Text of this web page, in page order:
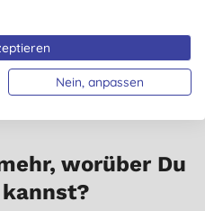
worüber Du
Nein, anpassen